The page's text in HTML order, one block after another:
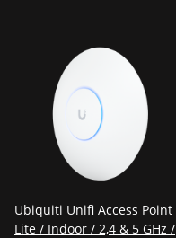
Ubiquiti Unifi Access Point
Lite / Indoor / 2,4 & 5 GHz /